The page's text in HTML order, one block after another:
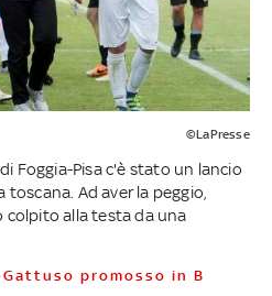
©LaPresse
Foggia-Pisa c'è stato un lancio
Ad aver la peggio,
colpito alla testa da una
Gattuso promosso in B